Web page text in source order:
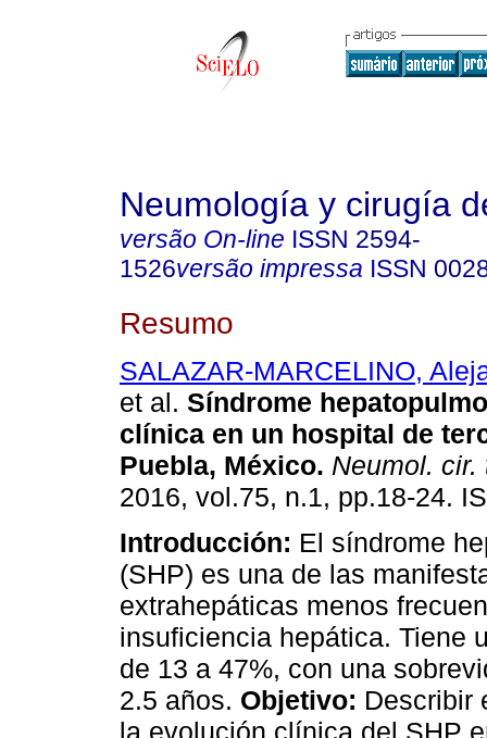
Neumología y cirugía
versão On-line ISSN 2594-
1526versão impressa ISSN
Resumo
SALAZAR-MARCELINO,
et al. Síndrome
clínica en un hospital de
Puebla, México. Neumol. cir.
2016, vol.75, n.1, pp.18-24.
Introducción: El síndrome
(SHP) es una de las
extrahepáticas menos
insuficiencia hepática. Tiene
de 13 a 47%, con una
2.5 años. Objetivo: Describir
la evolución clínica del SHP